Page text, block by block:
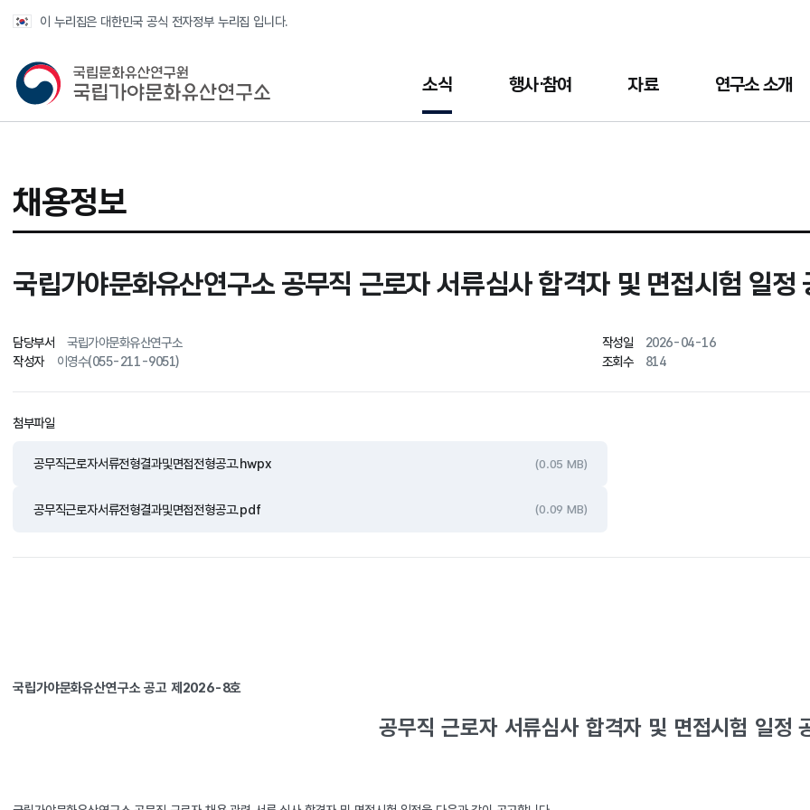
이 누리집은 대한민국 공식 전자정부 누리집 입니다.
국가유산청 국립가야문화유산연구소 소식 행사·참여 자료 연구소 소개
채용정보
국립가야문화유산연구소 공무직 근로자 서류심사 합격자 및 면접시험 일정
담당부서 국립가야문화유산연구소 작성일
2026-04-16
작성자
이영수(055-211-9051) 조회수 814
첨부파일
공무직근로자서류전형결과및면접전형공고.hwpx (0.05 MB)
공무직근로자서류전형결과및면접전형공고.pdf (0.09 MB)
국립가야문화유산연구소 공고 제2026-8호
공무직 근로자 서류심사 합격자 및 면접시험 일정